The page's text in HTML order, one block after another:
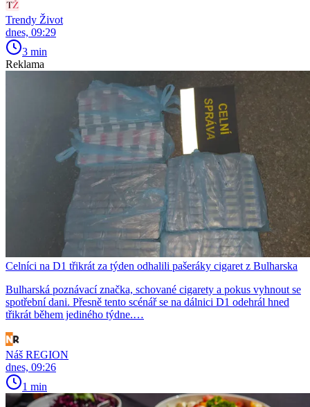
Trendy Život
dnes, 09:29
3 min
Reklama
Celníci na D1 třikrát za týden odhalili pašeráky cigaret z Bulharska
Bulharská poznávací značka, schované cigarety a pokus vyhnout se
spotřební dani. Přesně tento scénář se na dálnici D1 odehrál hned
třikrát během jediného týdne.…
Náš REGION
dnes, 09:26
1 min